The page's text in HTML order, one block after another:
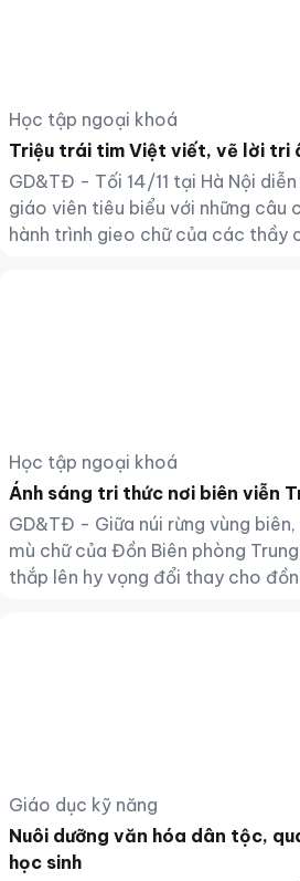
Học tập ngoại khoá
Triệu trái tim Việt viết, vẽ lời tri
GD&TĐ - Tối 14/11 tại Hà Nội
giáo viên tiêu biểu với những câu
hành trình gieo chữ của các thầy
Học tập ngoại khoá
Ánh sáng tri thức nơi biên viễn
GD&TĐ - Giữa núi rừng vùng
mù chữ của Đồn Biên phòng
thắp lên hy vọng đổi thay cho
Giáo dục kỹ năng
Nuôi dưỡng văn hóa dân tộc,
học sinh